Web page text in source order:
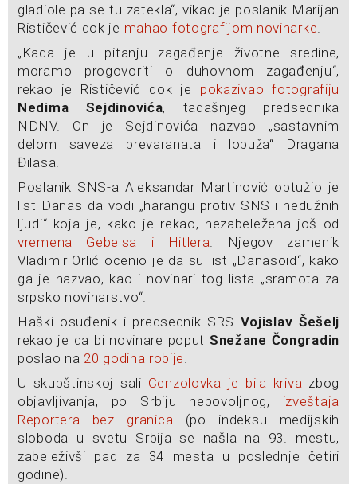
gladiole pa se tu zatekla“, vikao je poslanik Marijan
Rističević dok je mahao fotografijom novinarke
„Kada je u pitanju zagađenje životne sredine,
moramo progovoriti o duhovnom zagađenju“,
rekao je Rističević dok je pokazivao fotografiju
Nedima Sejdinovića, tadašnjeg predsednika
NDNV. On je Sejdinovića nazvao „sastavnim
delom saveza prevaranata i lopuža“ Dragana
Đilasa.
Poslanik SNS-a Aleksandar Martinović optužio je
list Danas da vodi „harangu protiv SNS i nedužnih
ljudi“ koja je, kako je rekao, nezabeležena još od
vremena Gebelsa i Hitlera . Njegov zamenik
Vladimir Orlić ocenio je da su list „Danasoid“, kako
ga je nazvao, kao i novinari tog lista „sramota za
srpsko novinarstvo“.
Haški osuđenik i predsednik SRS Vojislav Šešelj
rekao je da bi novinare poput Snežane Čongradin
poslao na 20 godina robije
U skupštinskoj sali Cenzolovka je bila kriva zbog
objavljivanja, po Srbiju nepovoljnog, izveštaja
Reportera bez granica (po indeksu medijskih
sloboda u svetu Srbija se našla na 93. mestu,
zabeleživši pad za 34 mesta u poslednje četiri
godine).